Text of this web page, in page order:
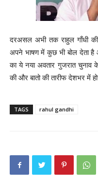
दरअसल अभी तक राहुल गाँधी
अपने भाषण में कुछ भी बोल देता
का ये नया अवतार गुजरात चुनाव
की और बातो की तारीफ देशभर में
TAGS rahul gandhi